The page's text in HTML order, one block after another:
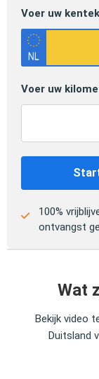
Voer uw
Voer uw
100%
ontvangst
Wat
Bekijk video
Duitsland